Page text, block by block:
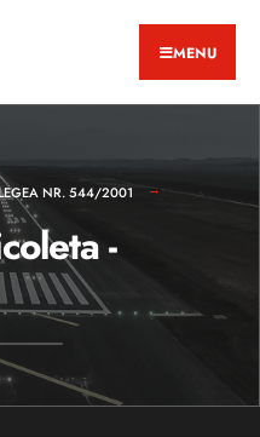
MENU
NR. 544/2001
-